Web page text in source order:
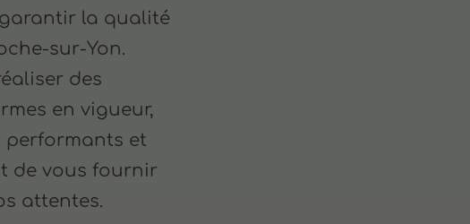
la qualité
sur-Yon.
des
en vigueur,
performants et
de vous fournir
attentes.